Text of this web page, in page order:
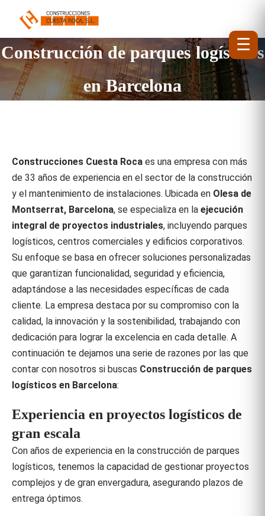
Construcción de parques logísticos
en Barcelona
Construcciones Cuesta Roca es una empresa con más
de 33 años de experiencia en el sector de la construcción
y el mantenimiento de instalaciones. Ubicada en Olesa de
Montserrat, Barcelona, se especializa en la ejecución
integral de proyectos industriales, incluyendo parques
logísticos, centros comerciales y edificios corporativos.
Su enfoque se basa en ofrecer soluciones personalizadas
que garantizan funcionalidad, seguridad y eficiencia,
adaptándose a las necesidades específicas de cada
cliente. La empresa destaca por su compromiso con la
calidad, la innovación y la sostenibilidad, trabajando con
dedicación para lograr la excelencia en cada detalle. A
continuación te dejamos una serie de razones por las que
contar con nosotros si buscas Construcción de parques
logísticos en Barcelona:
Experiencia en proyectos logísticos de
gran escala
Con años de experiencia en la construcción de parques
logísticos, tenemos la capacidad de gestionar proyectos
complejos y de gran envergadura, asegurando plazos de
entrega óptimos.
☰